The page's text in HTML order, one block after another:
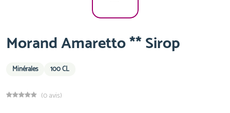
Morand Amaretto ** Sirop
Minérales 100 CL
(0 avis)